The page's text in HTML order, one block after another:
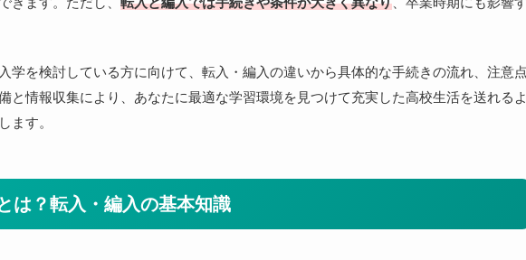
学を検討している方に向けて、転入・編入の違いから具体的な手続きの流れ、注意
と情報収集により、あなたに最適な学習環境を見つけて充実した高校生活を送れる
ます。
は？転入・編入の基本知識